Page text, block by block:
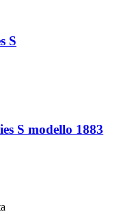
S
S modello 1883